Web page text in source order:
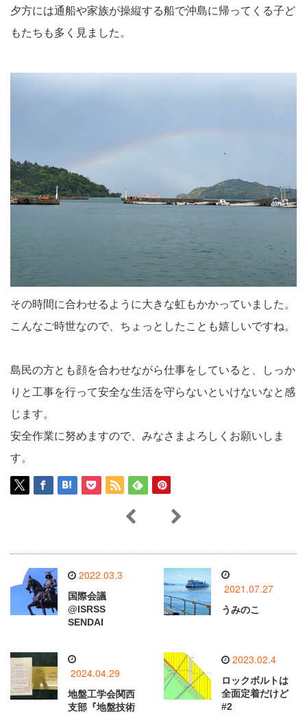
夕方には通船や家族が操縦する船で沖島に帰ってくる子ど
もたちも多く見ました。
その時間に合わせるように大きな虹もかかっていました。
こんなご時世なので、ちょっとしたことも嬉しいですね。
島民の方とも顔を合わせながら仕事をしていると、しっか
りと工事を行って安全な生活を守らないといけないなと感
じます。
安全作業に努めますので、みなさまよろしくお願いしま
す。
2022.03.3
国際会議
@ISRSS
SENDAI
2021.07.27
うみのこ
2024.04.29
地盤工学会関西
支部『地盤技術
2023.02.4
ロックボルトは
全面定着だけど
#2